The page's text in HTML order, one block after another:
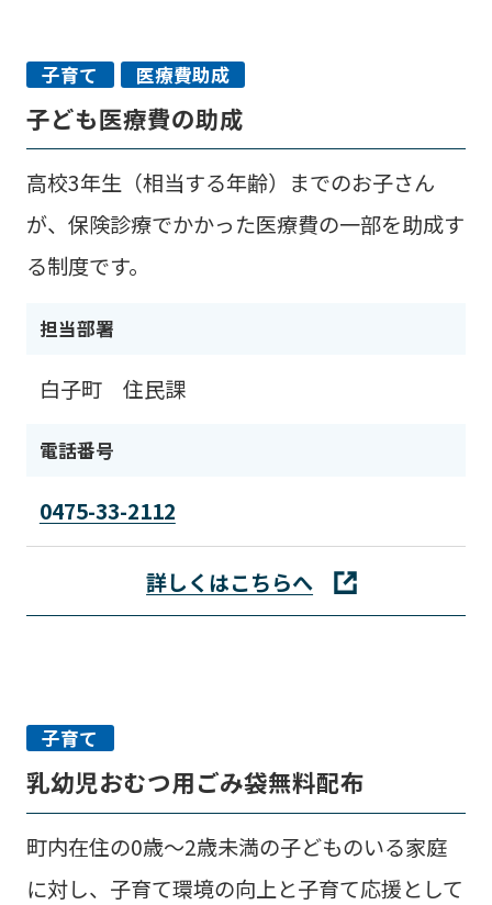
子育て 医療費助成
子ども医療費の助成
高校3年生（相当する年齢）までのお子さん
が、保険診療でかかった医療費の一部を助成す
る制度です。
担当部署
白子町 住民課
電話番号
0475-33-2112
詳しくはこちらへ
子育て
乳幼児おむつ用ごみ袋無料配布
町内在住の0歳～2歳未満の子どものいる家庭
に対し、子育て環境の向上と子育て応援として